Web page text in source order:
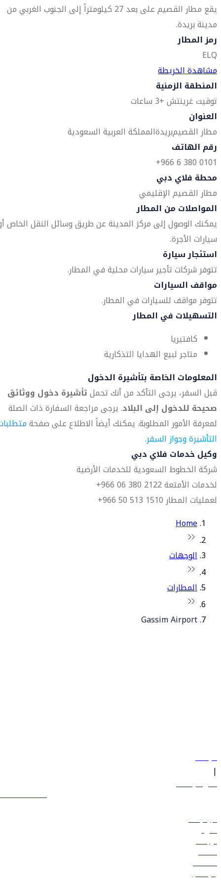
يقع مطار القصيم على بعد 27 كيلومتراً إلى الجنوب الغربي من
مدينة بريدة.
رمز المطار
ELQ
مشاهدة الخريطة
المنطقة الزمنية
توقيت غرينتش +3 ساعات
العنوان
مطار القصيمبريدةالمملكة العربية السعودية
رقم الهاتف
0101 380 6 966+
محطة فلاي دبي
مطار القصيم الإقليمي
المواصلات من المطار
يمكنك الوصول إلى مركز المدينة عن طريق وسائل النقل الخاص
سيارات الأجرة.
استئجار سيارة
تتوفر شركات تأجير سيارات محلية في المطار.
مواقف السيارات
تتوفر مواقف للسيارات في المطار.
التسهيلات في المطار
كافتيريا
متاجر لبيع الهدايا التذكارية
المعلومات الخاصة بتأشيرة الدخول
قبل السفر، يرجى التأكد من أنك تحملتأشيرة دخول ووثائق
صحيحة للدخول إلى البلاد. يرجى مراجعة السفارة ذات الصلة
لمعرفة الأمور المطلوبة. يمكنك أيضاً الاطلاع على صفحة
التأشيرة وجواز السفر.
وكيل خدمات فلاي دبي
شركة الخطوط السعودية للخدمات الأرضية
لخدمات الأمتعة 2122 380 06 966+
لعمليات المطار 1510 513 50 966+
Home
الوجهات
المطارات
Gassim Airport
سياساتنا
|
الشروط والأحكام
600 544 445
حجز الرحلات
العروض
الوجهات
الأمتعة
المساعدة
إدارة الحجز